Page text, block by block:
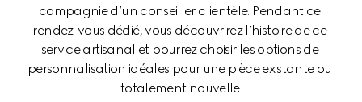
compagnie d’un conseiller clientèle. Pendant ce
rendez-vous dédié, vous découvrirez l’histoire de ce
service artisanal et pourrez choisir les options de
personnalisation idéales pour une pièce existante ou
totalement nouvelle.